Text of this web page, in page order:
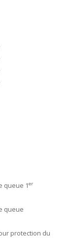
queue 1er
queue
protection du